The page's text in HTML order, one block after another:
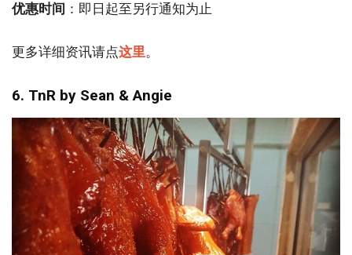
优惠时间 ：即日起至另行通知为止
更多详细资讯请点这里。
6. TnR by Sean & Angie